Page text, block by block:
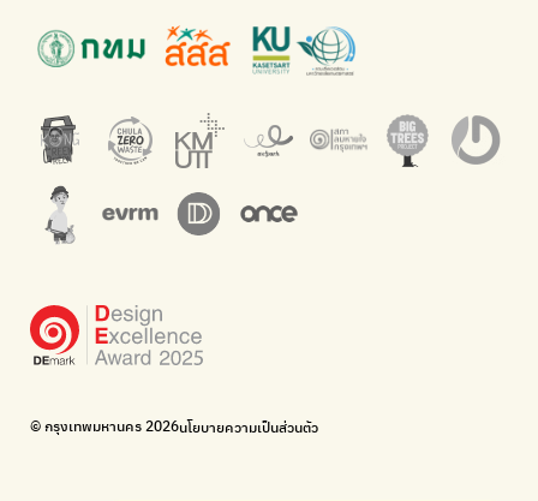
แอปแยกขยะได้ง่ายๆเพียงสแกนบาร์โค้ดสินค้า
Net Zero Carbon
The Sustainment
การบริหารองค์กรเพื่อสังคมและสิ่งแวดล้อม
WonWon
รวมร้านซ่อมใกล้บ้านคุณ
Bike for Everyone
BUCA
ภาคีจักรยานเมือง กรุงเทพฯ
กำจัด E-waste อย่างถูกวิธี ตามจุดรับ และไปรษณีย์
Green map
มือวิเศษกรุงเทพ
บริจาคขยะไปอัพไซเคิลเป็นชุดพนักงานกวาดถนน
WonWon
รวมร้านซ่อมใกล้บ้านคุณ
© กรุงเทพมหานคร 2026นโยบายความเป็นส่วนตัว